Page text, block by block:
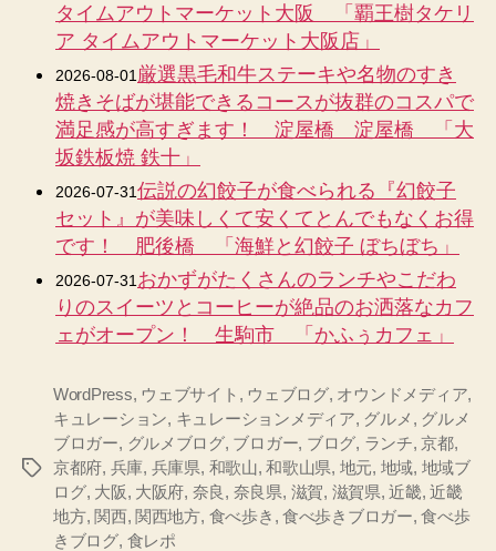
タイムアウトマーケット大阪 「覇王樹タケリ
ア タイムアウトマーケット大阪店」
2026-08-01 厳選黒毛和牛ステーキや名物のすき
焼きそばが堪能できるコースが抜群のコスパで
満足感が高すぎます！ 淀屋橋 淀屋橋 「大
坂鉄板焼 鉄十」
2026-07-31 伝説の幻餃子が食べられる『幻餃子
セット』が美味しくて安くてとんでもなくお得
です！ 肥後橋 「海鮮と幻餃子 ぼちぼち」
2026-07-31 おかずがたくさんのランチやこだわ
りのスイーツとコーヒーが絶品のお洒落なカフ
ェがオープン！ 生駒市 「かふぅカフェ」
タ
WordPress, ウェブサイト , ウェブログ, オウンドメディア,
キュレーション, キュレーションメディア, グルメ , グルメ
ブロガー, グルメブログ, ブロガー, ブログ, ランチ,京都,
京都府, 兵庫, 兵庫県, 和歌山,和歌山県, 地元, 地域, 地域ブ
ログ, 大阪, 大阪府, 奈良, 奈良県, 滋賀, 滋賀県,近畿,近畿
地方, 関西, 関西地方, 食べ歩き , 食べ歩きブロガー,食べ歩
きブログ, 食レポ